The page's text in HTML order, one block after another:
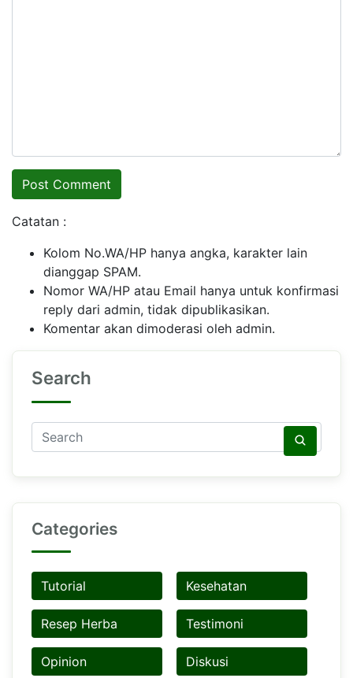
Catatan :
Kolom No.WA/HP hanya angka, karakter lain
dianggap SPAM.
Nomor WA/HP atau Email hanya untuk konfirmasi
reply dari admin, tidak dipublikasikan.
Komentar akan dimoderasi oleh admin.
Search
Categories
Tutorial Kesehatan
Resep Herba Testimoni
Opinion Diskusi